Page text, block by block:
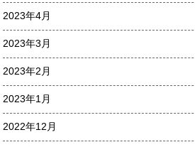
2023年4月
2023年3月
2023年2月
2023年1月
2022年12月